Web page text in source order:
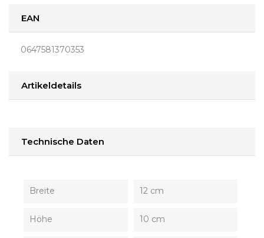
EAN
0647581370353
Artikeldetails
Technische Daten
Breite 12 cm
Höhe 10 cm